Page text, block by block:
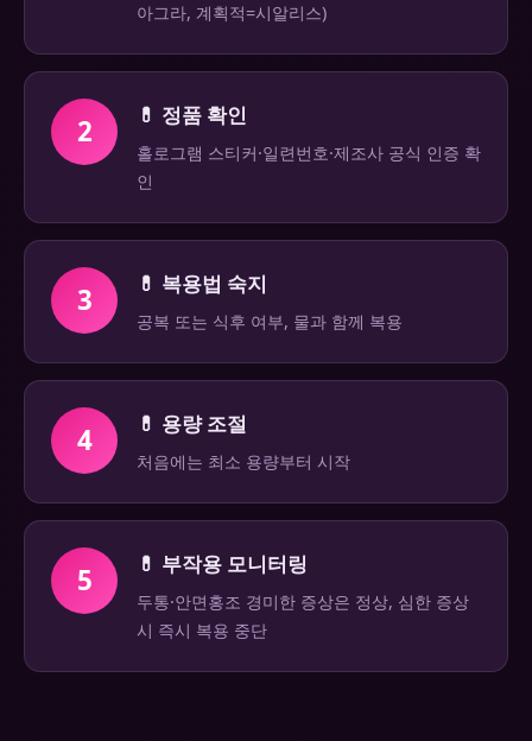
아그라, 계획적=시알리스)
2 💊 정품 확인
홀로그램 스티커·일련번호·제조사 공식 인증 확
인
3 💊 복용법 숙지
공복 또는 식후 여부, 물과 함께 복용
4 💊 용량 조절
처음에는 최소 용량부터 시작
5 💊 부작용 모니터링
두통·안면홍조 경미한 증상은 정상, 심한 증상
시 즉시 복용 중단